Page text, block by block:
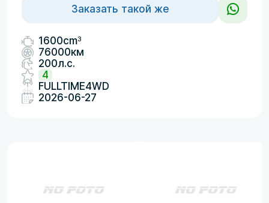
Заказать такой же
1600cm3
76000км
200л.с.
4
FULLTIME4WD
2026-06-27